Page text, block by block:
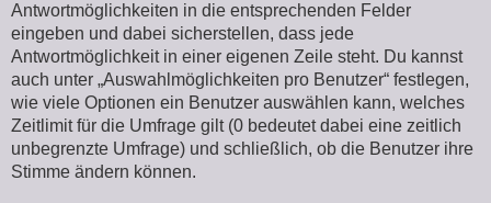
Antwortmöglichkeiten in die entsprechenden Felder
eingeben und dabei sicherstellen, dass jede
Antwortmöglichkeit in einer eigenen Zeile steht. Du kannst
auch unter „Auswahlmöglichkeiten pro Benutzer“ festlegen,
wie viele Optionen ein Benutzer auswählen kann, welches
Zeitlimit für die Umfrage gilt (0 bedeutet dabei eine zeitlich
unbegrenzte Umfrage) und schließlich, ob die Benutzer ihre
Stimme ändern können.